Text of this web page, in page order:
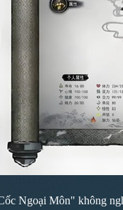
Ngoại Môn" không